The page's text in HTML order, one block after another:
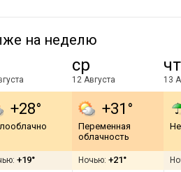
на неделю
+28°
+19°
ср
12 Августа
+31°
Переменная
облачность
Ночью: +21°
чт
13